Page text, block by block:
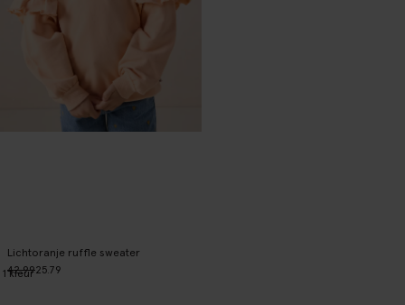
Lichtoranje ruffle sweater
42.9925.79
1kleur